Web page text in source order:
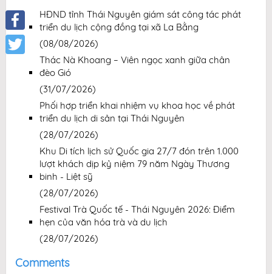
Facebook
HĐND tỉnh Thái Nguyên giám sát công tác phát
triển du lịch cộng đồng tại xã La Bằng
(08/08/2026)
Thác Nà Khoang – Viên ngọc xanh giữa chân
đèo Gió
(31/07/2026)
Phối hợp triển khai nhiệm vụ khoa học về phát
triển du lịch di sản tại Thái Nguyên
(28/07/2026)
Khu Di tích lịch sử Quốc gia 27/7 đón trên 1.000
lượt khách dịp kỷ niệm 79 năm Ngày Thương
binh - Liệt sỹ
(28/07/2026)
Festival Trà Quốc tế - Thái Nguyên 2026: Điểm
hẹn của văn hóa trà và du lịch
(28/07/2026)
Comments